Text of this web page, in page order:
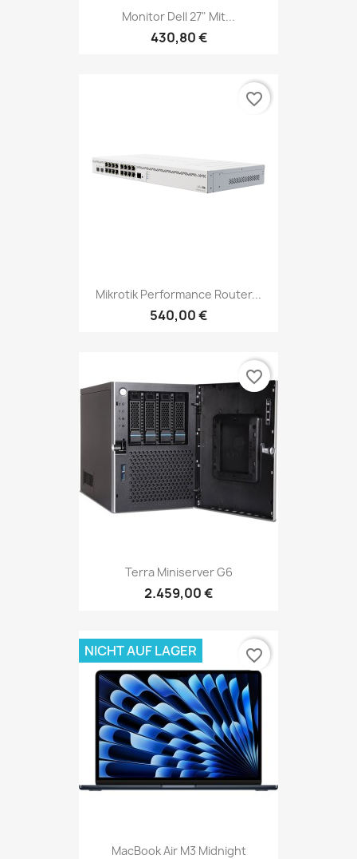
Monitor Dell 27" Mit...
430,80 €
Mikrotik Performance Router...
540,00 €
favorite_border
Terra Miniserver G6
2.459,00 €
favorite_border
MacBook Air M3 Midnight
NICHT AUF LAGER favorite_border